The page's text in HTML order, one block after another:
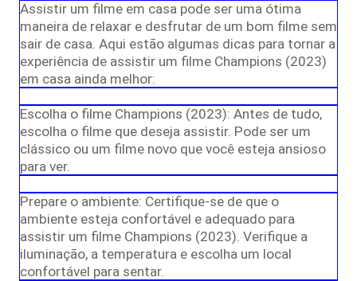
Assistir um filme em casa pode ser uma ótima
maneira de relaxar e desfrutar de um bom filme sem
sair de casa. Aqui estão algumas dicas para tornar a
experiência de assistir um filme Champions (2023)
em casa ainda melhor:
Escolha o filme Champions (2023): Antes de tudo,
escolha o filme que deseja assistir. Pode ser um
clássico ou um filme novo que você esteja ansioso
para ver.
Prepare o ambiente: Certifique-se de que o
ambiente esteja confortável e adequado para
assistir um filme Champions (2023). Verifique a
iluminação, a temperatura e escolha um local
confortável para sentar.